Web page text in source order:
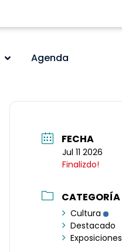
Agenda
FECHA
Jul 11 2026
Finalizdo!
CATEGORÍA
Cultura
Destacado
Exposiciones